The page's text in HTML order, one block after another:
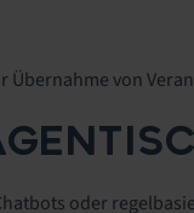
Übernahme von
oder